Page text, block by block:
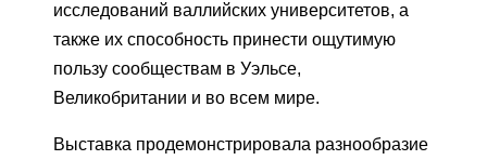
исследований валлийских университетов, а
также их способность принести ощутимую
пользу сообществам в Уэльсе,
Великобритании и во всем мире.
Выставка продемонстрировала разнообразие